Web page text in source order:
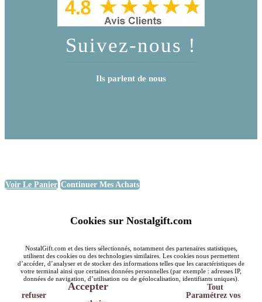
Suivez-nous !
Ils parlent de nous
Voir Le Panier Continuer Mes Achats
Cookies sur Nostalgift.com
NostalGift.com et des tiers sélectionnés, notamment des partenaires statistiques,
utilisent des cookies ou des technologies similaires. Les cookies nous permettent
d’accéder, d’analyser et de stocker des informations telles que les caractéristiques de
votre terminal ainsi que certaines données personnelles (par exemple : adresses IP,
données de navigation, d’utilisation ou de géolocalisation, identifiants uniques).
Accepter
Tout
refuser
Paramétrez vos